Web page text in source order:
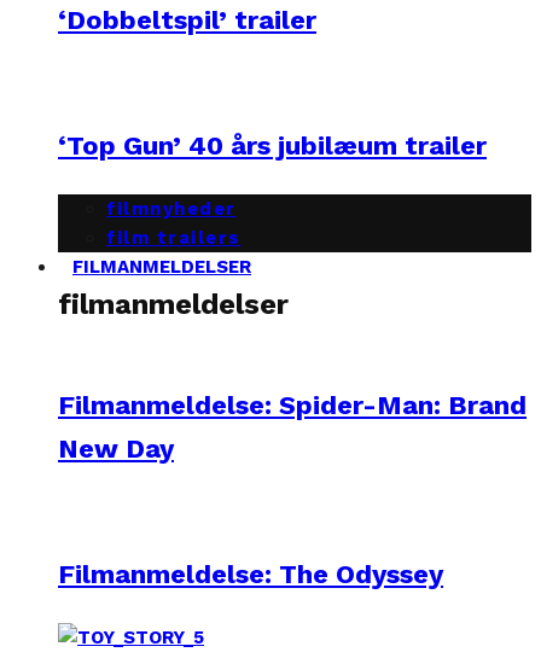
‘Dobbeltspil’ trailer
‘Top Gun’ 40 års jubilæum trailer
filmnyheder
film trailers
FILMANMELDELSER
filmanmeldelser
Filmanmeldelse: Spider-Man: Brand
New Day
Filmanmeldelse: The Odyssey